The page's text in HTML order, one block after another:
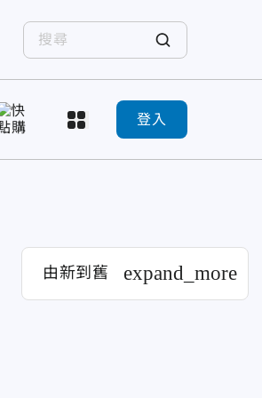
登入
由新到舊 expand_more